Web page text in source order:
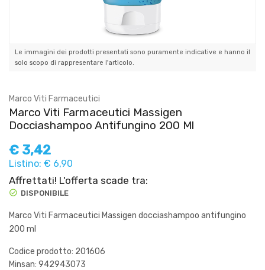
Le immagini dei prodotti presentati sono puramente indicative e hanno il
solo scopo di rappresentare l'articolo.
Marco Viti Farmaceutici
Marco Viti Farmaceutici Massigen
Docciashampoo Antifungino 200 Ml
€ 3,42
Listino: € 6,90
Affrettati! L'offerta scade tra:
DISPONIBILE
Marco Viti Farmaceutici Massigen docciashampoo antifungino
200 ml
Codice prodotto: 201606
Minsan: 942943073